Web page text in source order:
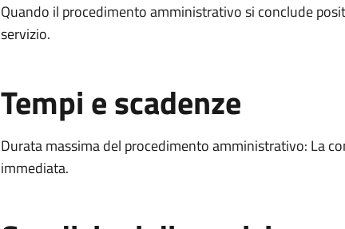
Quando il procedimento amministrativo si conclude
servizio.
Tempi e scadenze
Durata massima del procedimento amministrativo: La
immediata.